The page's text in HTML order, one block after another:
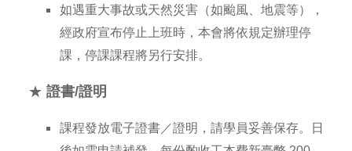
如遇重大事故或天然災害（如颱風、地震等），
經政府宣布停止上班時，本會將依規定辦理停
課，停課課程將另行安排。
★ 證書/證明
課程發放電子證書／證明，請學員妥善保存。日